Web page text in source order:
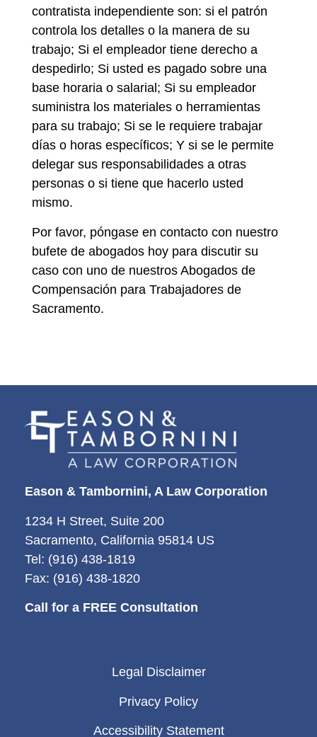
contratista independiente son: si el patrón
controla los detalles o la manera de su
trabajo; Si el empleador tiene derecho a
despedirlo; Si usted es pagado sobre una
base horaria o salarial; Si su empleador
suministra los materiales o herramientas
para su trabajo; Si se le requiere trabajar
días o horas específicos; Y si se le permite
delegar sus responsabilidades a otras
personas o si tiene que hacerlo usted
mismo.
Por favor, póngase en contacto con nuestro
bufete de abogados hoy para discutir su
caso con uno de nuestros Abogados de
Compensación para Trabajadores de
Sacramento.
Eason & Tambornini, A Law Corporation
1234 H Street, Suite 200
Sacramento, California 95814 US
Tel: (916) 438-1819
Fax: (916) 438-1820
Call for a FREE Consultation
Legal Disclaimer
Privacy Policy
Accessibility Statement